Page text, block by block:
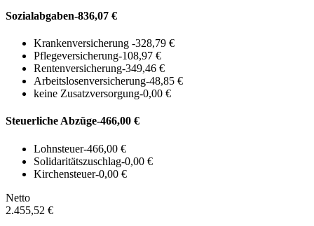
Sozialabgaben-836,07 €
Krankenversicherung -328,79 €
Pflegeversicherung-108,97 €
Rentenversicherung-349,46 €
Arbeitslosenversicherung-48,85 €
keine Zusatzversorgung-0,00 €
Steuerliche Abzüge-466,00 €
Lohnsteuer-466,00 €
Solidaritätszuschlag-0,00 €
Kirchensteuer-0,00 €
Netto
2.455,52 €